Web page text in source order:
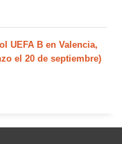
UEFA B en Valencia,
el 20 de septiembre)